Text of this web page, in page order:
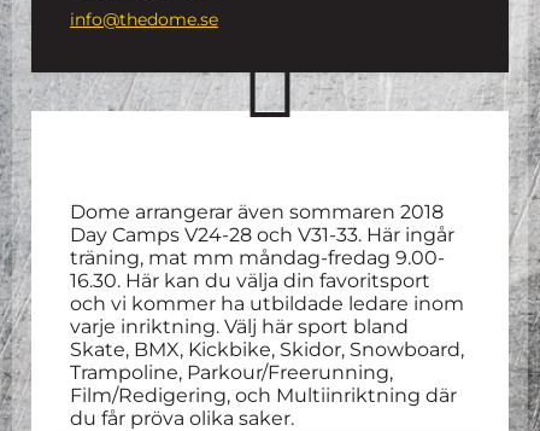
info@thedome.se
Dome arrangerar även sommaren 2018
Day Camps V24-28 och V31-33. Här ingår
träning, mat mm måndag-fredag 9.00-
16.30. Här kan du välja din favoritsport
och vi kommer ha utbildade ledare inom
varje inriktning. Välj här sport bland
Skate, BMX, Kickbike, Skidor, Snowboard,
Trampoline, Parkour/Freerunning,
Film/Redigering, och Multiinriktning där
du får pröva olika saker.